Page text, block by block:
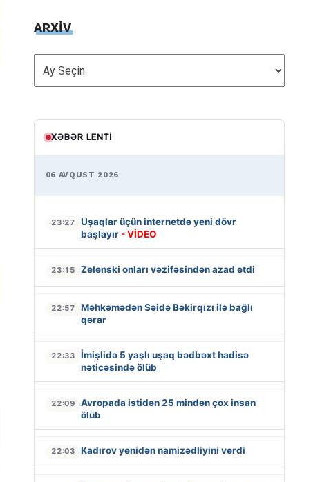
ARXİV
ARXİV
XƏBƏR LENTI
06 AVQUST 2026
23:27
Uşaqlar üçün internetdə yeni dövr
başlayır - VİDEO
23:15 Zelenski onları vəzifəsindən azad etdi
22:57
Məhkəmədən Səidə Bəkirqızı ilə bağlı
qərar
22:33
İmişlidə 5 yaşlı uşaq bədbəxt hadisə
nəticəsində ölüb
22:09
Avropada istidən 25 mindən çox insan
ölüb
22:03 Kadırov yenidən namizədliyini verdi